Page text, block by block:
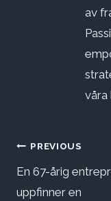
av
våra
PREVIOUS
En 67-årig
uppfinner en